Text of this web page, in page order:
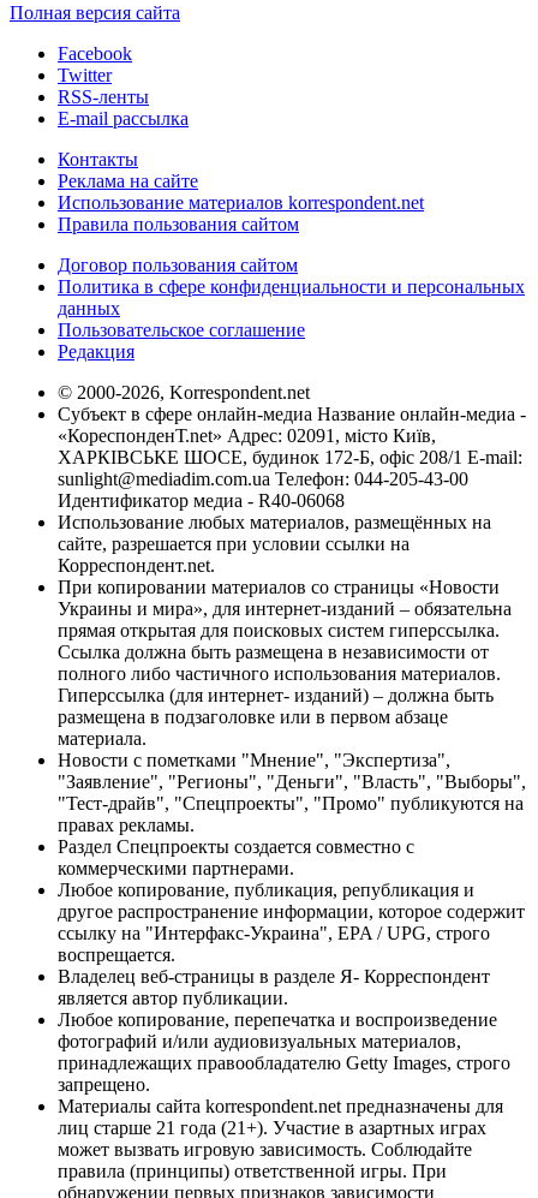
Полная версия сайта
Facebook
Twitter
RSS-ленты
E-mail рассылка
Контакты
Реклама на сайте
Использование материалов korrespondent.net
Правила пользования сайтом
Договор пользования сайтом
Политика в сфере конфиденциальности и персональных
данных
Пользовательское соглашение
Редакция
© 2000-2026, Korrespondent.net
Субъект в сфере онлайн-медиа Название онлайн-медиа -
«КореспонденТ.net» Адрес: 02091, місто Київ,
ХАРКІВСЬКЕ ШОСЕ, будинок 172-Б, офіс 208/1 E-mail:
sunlight@mediadim.com.ua Телефон: 044-205-43-00
Идентификатор медиа - R40-06068
Использование любых материалов, размещённых на
сайте, разрешается при условии ссылки на
Корреспондент.net.
При копировании материалов со страницы «Новости
Украины и мира», для интернет-изданий – обязательна
прямая открытая для поисковых систем гиперссылка.
Ссылка должна быть размещена в независимости от
полного либо частичного использования материалов.
Гиперссылка (для интернет- изданий) – должна быть
размещена в подзаголовке или в первом абзаце
материала.
Новости с пометками "Мнение", "Экспертиза",
"Заявление", "Регионы", "Деньги", "Власть", "Выборы",
"Тест-драйв", "Спецпроекты", "Промо" публикуются на
правах рекламы.
Раздел Спецпроекты создается совместно с
коммерческими партнерами.
Любое копирование, публикация, републикация и
другое распространение информации, которое содержит
ссылку на "Интерфакс-Украина", EPA / UPG, строго
воспрещается.
Владелец веб-страницы в разделе Я- Корреспондент
является автор публикации.
Любое копирование, перепечатка и воспроизведение
фотографий и/или аудиовизуальных материалов,
принадлежащих правообладателю Getty Images, строго
запрещено.
Материалы сайта korrespondent.net предназначены для
лиц старше 21 года (21+). Участие в азартных играх
может вызвать игровую зависимость. Соблюдайте
правила (принципы) ответственной игры. При
обнаружении первых признаков зависимости